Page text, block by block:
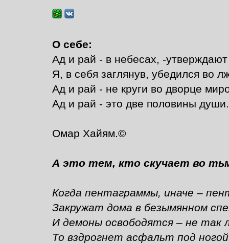
О себе:
Ад и рай - в небесах, -
Я, в себя заглянув, убедился во
Ад и рай - не круги во дворце
Ад и рай - это две половины души.
Омар Хайям.©
А это тем, кто скучает во
Когда пентаграммы, иначе –
Закружат дома в безымянном
И демоны освободятся – не так
То вздрогнет асфальт под